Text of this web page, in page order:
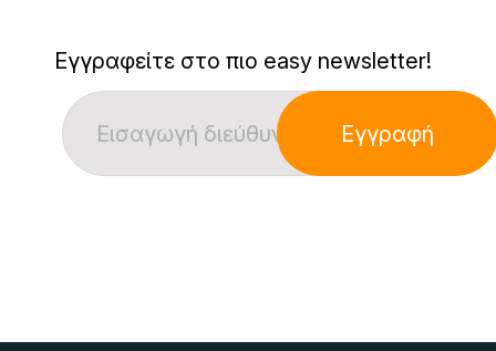
Εγγραφείτε στο πιο easy newsletter!
Εγγραφή